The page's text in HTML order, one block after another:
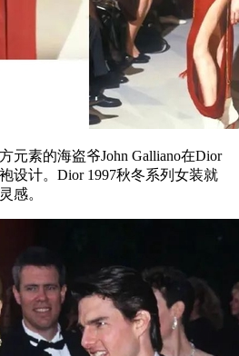
素的海盗爷John Galliano在Dior
设计。Dior 1997秋冬系列女装就
感。